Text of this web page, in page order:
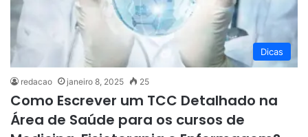
Dicas
redacao janeiro 8, 2025 25
Como Escrever um TCC Detalhado na
Área de Saúde para os cursos de